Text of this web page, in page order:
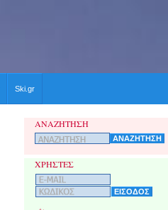
Ski.gr
ΑΝΑΖΗΤΗΣΗ
ΧΡΗΣΤΕΣ